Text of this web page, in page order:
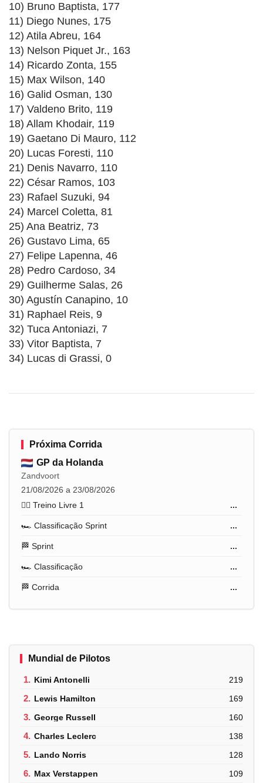
10) Bruno Baptista, 177
11) Diego Nunes, 175
12) Atila Abreu, 164
13) Nelson Piquet Jr., 163
14) Ricardo Zonta, 155
15) Max Wilson, 140
16) Galid Osman, 130
17) Valdeno Brito, 119
18) Allam Khodair, 119
19) Gaetano Di Mauro, 112
20) Lucas Foresti, 110
21) Denis Navarro, 110
22) César Ramos, 103
23) Rafael Suzuki, 94
24) Marcel Coletta, 81
25) Ana Beatriz, 73
26) Gustavo Lima, 65
27) Felipe Lapenna, 46
28) Pedro Cardoso, 34
29) Guilherme Salas, 26
30) Agustín Canapino, 10
31) Raphael Reis, 9
32) Tuca Antoniazi, 7
33) Vitor Baptista, 7
34) Lucas di Grassi, 0
Próxima Corrida
GP da Holanda
Zandvoort
21/08/2026 a 23/08/2026
🏋️‍♂️ Treino Livre 1
...
🏎️ Classificação Sprint ...
🏁 Sprint ...
🏎️ Classificação ...
🏁 Corrida ...
Mundial de Pilotos
1. Kimi Antonelli 219
2. Lewis Hamilton 169
3. George Russell 160
4. Charles Leclerc 138
5. Lando Norris 128
6. Max Verstappen 109